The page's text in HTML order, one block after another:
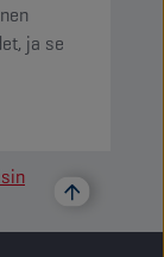
ja se